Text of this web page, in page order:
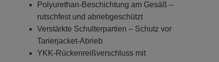
Polyurethan-Beschichtung am Gesäß –
rutschfest und abriebgeschützt
Verstärkte Schulterpartien – Schutz vor
Tarierjacket-Abrieb
YKK-Rückenreißverschluss mit